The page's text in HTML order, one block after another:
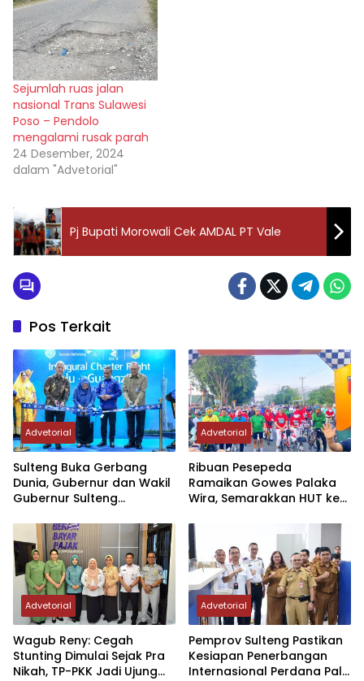
mengalami kerusakan
yang sangat parah. Agar
jembatan itu dapat
dilalui kendaraan roda
empat, masyarakat
berinisiatif memasang 5
potong batang kelapa.
Sebab jembatan-
jembatan tersebut
sudah patah dan
berlubang, sehingga
kecelakaan…
Sejumlah ruas jalan
nasional Trans Sulawesi
Poso – Pendolo
mengalami rusak parah
24 Desember, 2024
dalam "Advetorial"
Pj Bupati Morowali Cek AMDAL PT Vale
Pos Terkait
Advetorial
Sulteng Buka Gerbang
Dunia, Gubernur dan Wakil
Gubernur Sulteng
Perdana Internasional
Palu-Guangzhou
Advetorial
Ribuan Pesepeda
Ramaikan Gowes Palaka
Wira, Semarakkan HUT ke-1
Advetorial
Wagub Reny: Cegah
Stunting Dimulai Sejak Pra
Nikah, TP-PKK Jadi Ujung
Advetorial
Pemprov Sulteng Pastikan
Kesiapan Penerbangan
Internasional Perdana Palu